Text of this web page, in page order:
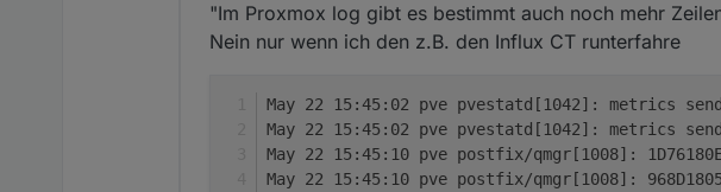
"Im Proxmox log gibt es bestimmt auch noch mehr
Nein nur wenn ich den z.B. den Influx CT runterfahre
May 22 15:45:02 pve pvestatd[1042]: metrics
May 22 15:45:02 pve pvestatd[1042]: metrics
May 22 15:45:10 pve postfix/qmgr[1008]:
May 22 15:45:10 pve postfix/qmgr[1008]: